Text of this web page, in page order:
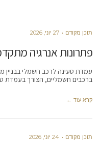
תוכן מקודם 27 יוני, 2026
פתרונות אנרגיה
עמדת טעינה לרכב חשמלי בבניין
ברכבים חשמליים, הצורך בעמדת
קרא עוד ←
תוכן מקודם 24 יוני, 2026